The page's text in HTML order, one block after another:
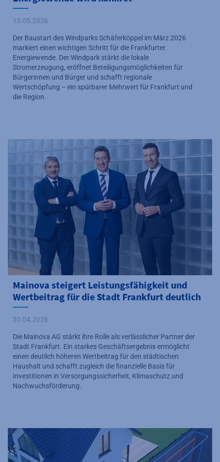
15.05.2026
Der Baustart des Windparks Schäferköppel im März 2026
markiert einen wichtigen Schritt für die Frankfurter
Energiewende. Der Windpark stärkt die lokale
Stromerzeugung, eröffnet Beteiligungsmöglichkeiten für
Bürgerinnen und Bürger und schafft regionale
Wertschöpfung – ein spürbarer Mehrwert für Frankfurt und
die Region.
Mainova steigert Leistungsfähigkeit und
Wertbeitrag für die Stadt Frankfurt deutlich
30.04.2026
Die Mainova AG stärkt ihre Rolle als verlässlicher Partner der
Stadt Frankfurt. Ein starkes Geschäftsergebnis ermöglicht
einen deutlich höheren Wertbeitrag für den städtischen
Haushalt und schafft zugleich die finanzielle Basis für
Investitionen in Versorgungssicherheit, Klimaschutz und
Nachwuchsförderung.